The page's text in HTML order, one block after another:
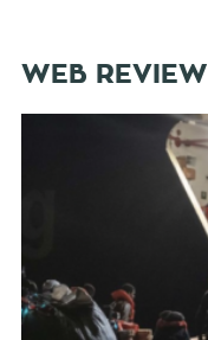
WEB REVIEW